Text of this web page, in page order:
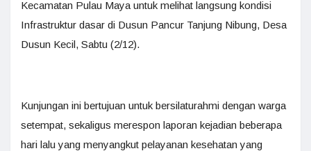
Kecamatan Pulau Maya untuk melihat langsung kondisi
Infrastruktur dasar di Dusun Pancur Tanjung Nibung, Desa
Dusun Kecil, Sabtu (2/12).
Kunjungan ini bertujuan untuk bersilaturahmi dengan warga
setempat, sekaligus merespon laporan kejadian beberapa
hari lalu yang menyangkut pelayanan kesehatan yang